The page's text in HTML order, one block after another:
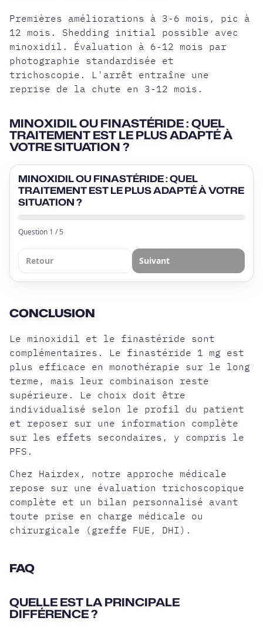
Premières améliorations à 3-6 mois, pic à
12 mois. Shedding initial possible avec
minoxidil. Évaluation à 6-12 mois par
photographie standardisée et
trichoscopie. L'arrêt entraîne une
reprise de la chute en 3-12 mois.
MINOXIDIL OU FINASTÉRIDE : QUEL
TRAITEMENT EST LE PLUS ADAPTÉ À
VOTRE SITUATION ?
MINOXIDIL OU FINASTÉRIDE : QUEL
TRAITEMENT EST LE PLUS ADAPTÉ À VOTRE
SITUATION ?
Question 1 /5
Retour Suivant
CONCLUSION
Le minoxidil et le finastéride sont
complémentaires. Le finastéride 1 mg est
plus efficace en monothérapie sur le long
terme, mais leur combinaison reste
supérieure. Le choix doit être
individualisé selon le profil du patient
et reposer sur une information complète
sur les effets secondaires, y compris le
PFS.
Chez Hairdex, notre approche médicale
repose sur une évaluation trichoscopique
complète et un bilan personnalisé avant
toute prise en charge médicale ou
chirurgicale (greffe FUE, DHI).
FAQ
QUELLE EST LA PRINCIPALE
DIFFÉRENCE ?